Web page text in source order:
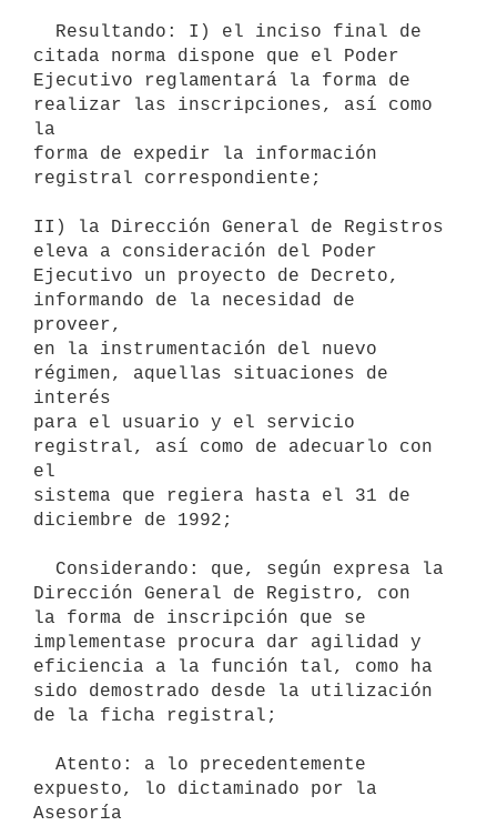
citada norma dispone que el Poder
Ejecutivo reglamentará la forma de
realizar las inscripciones, así como
la
forma de expedir la información
registral correspondiente;
II) la Dirección General de Registros
eleva a consideración del Poder
Ejecutivo un proyecto de Decreto,
informando de la necesidad de
proveer,
en la instrumentación del nuevo
régimen, aquellas situaciones de
interés
para el usuario y el servicio
registral, así como de adecuarlo con
el
sistema que regiera hasta el 31 de
diciembre de 1992;
Dirección General de Registro, con
la forma de inscripción que se
implementase procura dar agilidad y
eficiencia a la función tal, como ha
sido demostrado desde la utilización
de la ficha registral;
expuesto, lo dictaminado por la
Asesoría